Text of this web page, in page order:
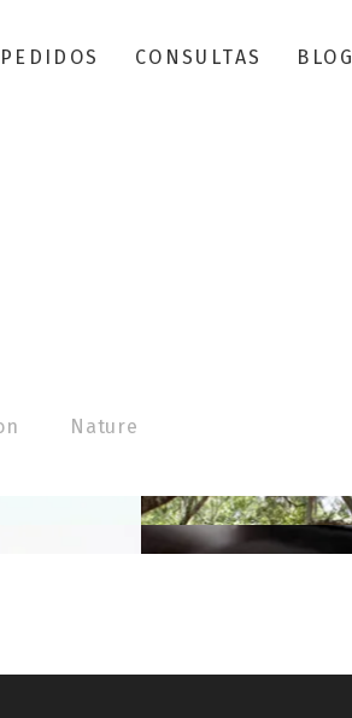
PEDIDOS CONSULTAS BLOG
Nature